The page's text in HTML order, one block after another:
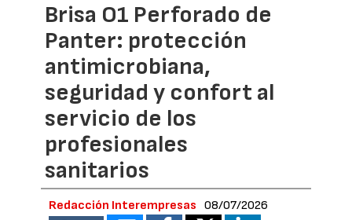
Brisa O1 Perforado de
Panter: protección
antimicrobiana,
seguridad y confort al
servicio de los
profesionales
sanitarios
Redacción Interempresas 08/07/2026